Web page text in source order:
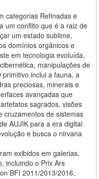
categorias Refinadas e
um conflito que é a raiz de
um estado sublime,
domínios orgânicos e
em tecnologia evoluída,
manipulações de
inclui a fauna, a
preciosas, minerais e
avançadas que
sagrados, visões
cruzamentos de sistemas
AUJIK para a era digital
e busca o nirvana
exibidos em galerias,
incluindo o Prix Ars
BFI 2011/2013/2016,